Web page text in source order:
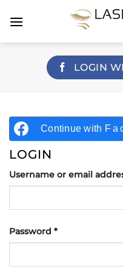
LOGIN
Continue with
LOGIN
Username or email
Password *Required